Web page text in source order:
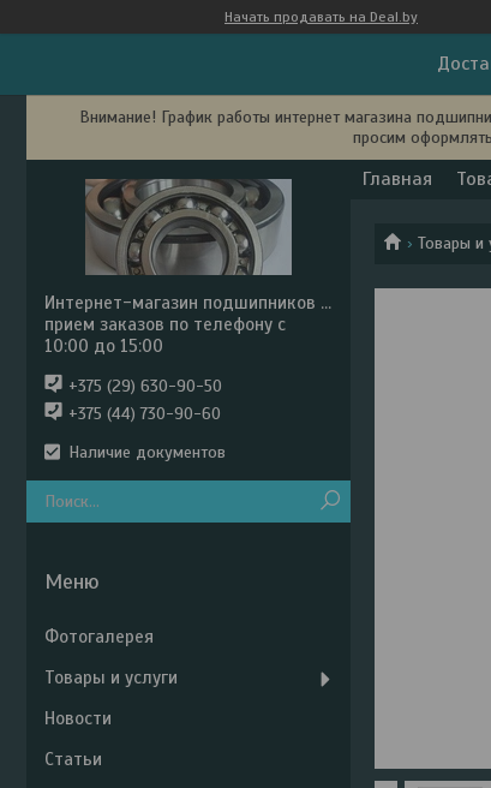
Начать продавать на Deal.by
Внимание! График работы интернет магазина
просим
Главная
Товары и
Интернет-магазин подшипников ...
прием заказов по телефону с
10:00 до 15:00
+375 (29) 630-90-50
+375 (44) 730-90-60
Наличие документов
Фотогалерея
Товары и услуги
Новости
Статьи